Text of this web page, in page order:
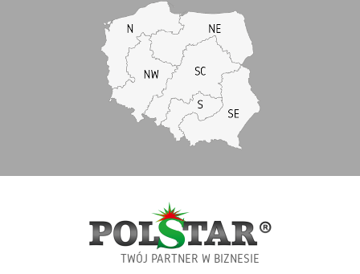
TWÓJ PARTNER W BIZNESIE